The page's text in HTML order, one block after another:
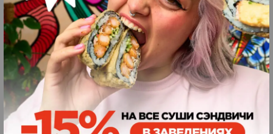
используя проверенные рецепты и только натуральные
продукты. Сначала оно слегка хрустит, а потом мягко
тает во рту. Соус из спелых томатов, немного чеснока,
оливковое масло и сливочный сыр делают вкус пиццы
насыщенным и многослойным.
Каждая порция — это праздник для гурмана. Любители
морепродуктов по достоинству оценят, насколько
гармонично сочетаются кальмар в пицце, морской
коктейль и тянущийся сыр. А если добавить к заказу
суши или роллы из нашего меню, получится идеальный